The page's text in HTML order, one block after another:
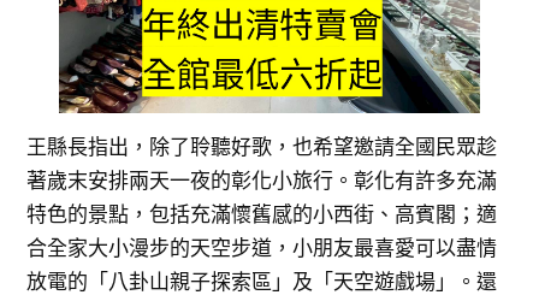
王縣長指出，除了聆聽好歌，也希望邀請全國民眾趁
著歲末安排兩天一夜的彰化小旅行。彰化有許多充滿
特色的景點，包括充滿懷舊感的小西街、高賓閣；適
合全家大小漫步的天空步道，小朋友最喜愛可以盡情
放電的「八卦山親子探索區」及「天空遊戲場」。還